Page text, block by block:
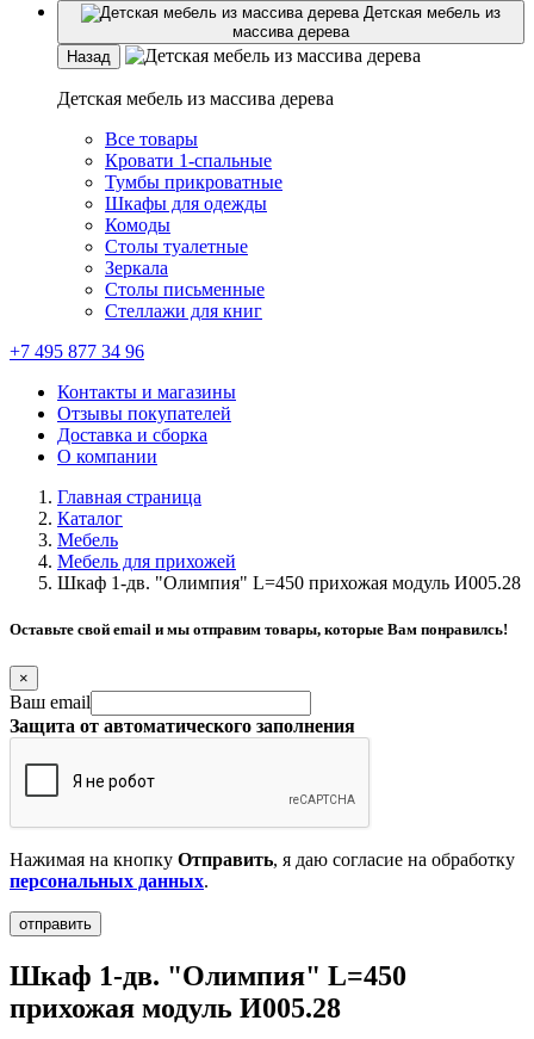
Детская мебель из
массива дерева
Назад
Детская мебель из массива дерева
Все товары
Кровати 1-спальные
Тумбы прикроватные
Шкафы для одежды
Комоды
Столы туалетные
Зеркала
Столы письменные
Стеллажи для книг
+7 495 877 34 96
Контакты и магазины
Отзывы покупателей
Доставка и сборка
О компании
Главная страница
Каталог
Мебель
Мебель для прихожей
Шкаф 1-дв. "Олимпия" L=450 прихожая модуль И005.28
Оставьте свой email и мы отправим товары, которые Вам понравилсь!
×
Ваш email
Защита от автоматического заполнения
Нажимая на кнопку Отправить, я даю согласие на обработку
персональных данных.
Шкаф 1-дв. "Олимпия" L=450
прихожая модуль И005.28